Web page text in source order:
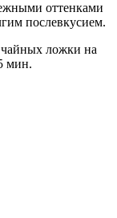
оттенками
послевкусием.
чайных ложки на
мин.